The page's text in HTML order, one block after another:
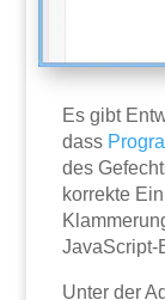
Es gibt
dass
des
korrekte
JavaScript-
Unter der